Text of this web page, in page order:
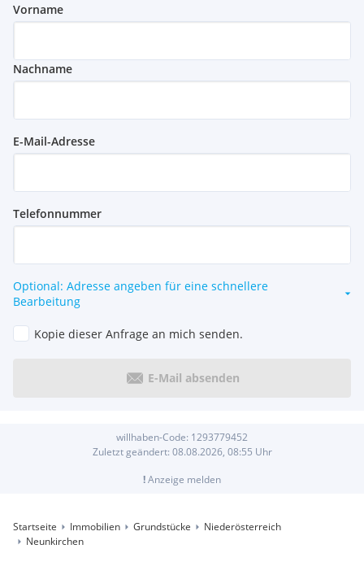
Vorname
Nachname
E-Mail-Adresse
Telefonnummer
Optional: Adresse angeben für eine schnellere
Bearbeitung
Kopie dieser Anfrage an mich senden.
E-Mail absenden
willhaben-Code: 1293779452
Zuletzt geändert: 08.08.2026, 08:55 Uhr
!Anzeige melden
Startseite Immobilien Grundstücke
Niederösterreich
Neunkirchen